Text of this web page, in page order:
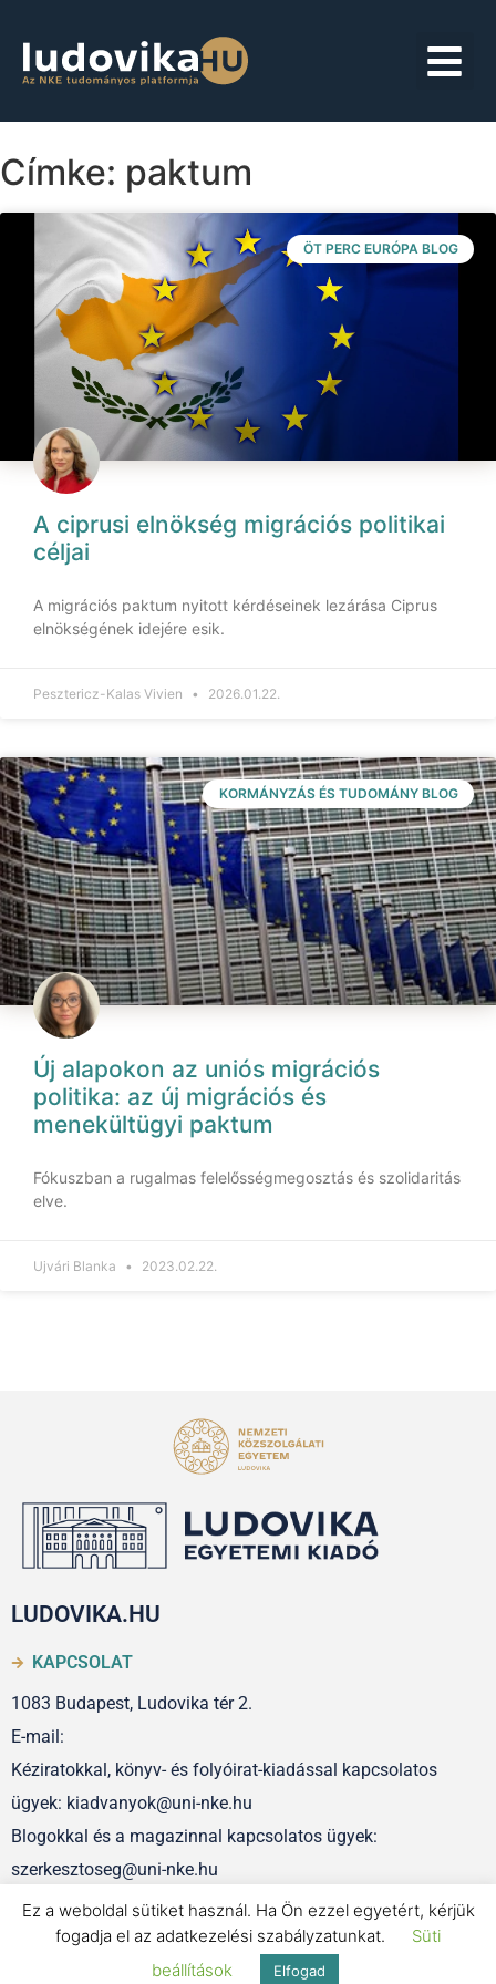
Címke: paktum
ÖT PERC EURÓPA BLOG
A ciprusi elnökség migrációs politikai
céljai
A migrációs paktum nyitott kérdéseinek lezárása Ciprus
elnökségének idejére esik.
Pesztericz-Kalas Vivien 2026.01.22.
KORMÁNYZÁS ÉS TUDOMÁNY BLOG
Új alapokon az uniós migrációs
politika: az új migrációs és
menekültügyi paktum
Fókuszban a rugalmas felelősségmegosztás és szolidaritás
elve.
Ujvári Blanka 2023.02.22.
LUDOVIKA.HU
KAPCSOLAT
1083 Budapest, Ludovika tér 2.
E-mail:
Kéziratokkal, könyv- és folyóirat-kiadással kapcsolatos
ügyek: kiadvanyok@uni-nke.hu
Blogokkal és a magazinnal kapcsolatos ügyek:
szerkesztoseg@uni-nke.hu
IMPRESSZUM
Ez a weboldal sütiket használ. Ha Ön ezzel egyetért, kérjük
fogadja el az adatkezelési szabályzatunkat.
Süti
beállítások
Elfogad